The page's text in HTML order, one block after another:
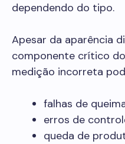
dependendo do tipo.
Apesar da aparência
componente crítico
medição incorreta
falhas de
erros de
queda de